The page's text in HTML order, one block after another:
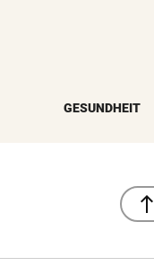
GESUNDHEIT
north